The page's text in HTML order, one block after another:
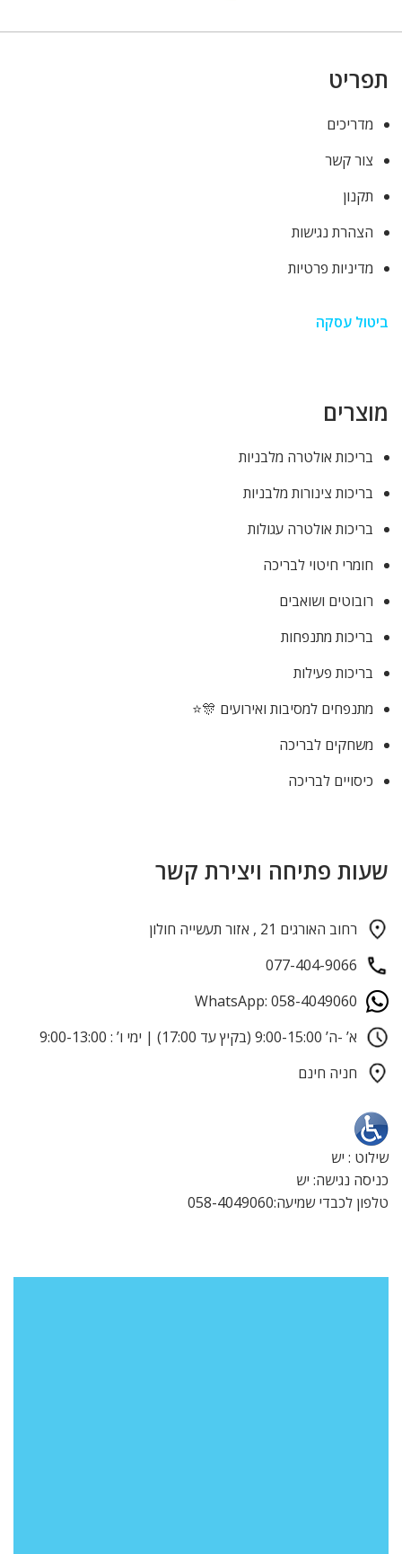
תפריט
מדריכים
צור קשר
תקנון
הצהרת נגישות
מדיניות פרטיות
ביטול עסקה
מוצרים
בריכות אולטרה מלבניות
בריכות צינורות מלבניות
בריכות אולטרה עגולות
חומרי חיטוי לבריכה
רובוטים ושואבים
בריכות מתנפחות
בריכות פעילות
מתנפחים למסיבות ואירועים 🎊⭐
משחקים לבריכה
כיסויים לבריכה
שעות פתיחה ויצירת קשר
רחוב האורגים 21 , אזור תעשייה חולון
077-404-9066
WhatsApp: 058-4049060
א’ -ה’ 9:00-15:00 (בקיץ עד 17:00) | ימי ו’ : 9:00-13:00
חניה חינם
שילוט : יש
כניסה נגישה: יש
טלפון לכבדי שמיעה:058-4049060